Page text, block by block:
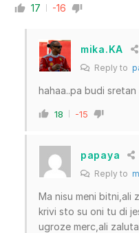
17 -16
mika.KA
Reply to
hahaa..pa budi
18 -15
papaya
Reply to
Ma nisu meni bitni,ali
krivi sto su oni tu di
ugroze merc,ali